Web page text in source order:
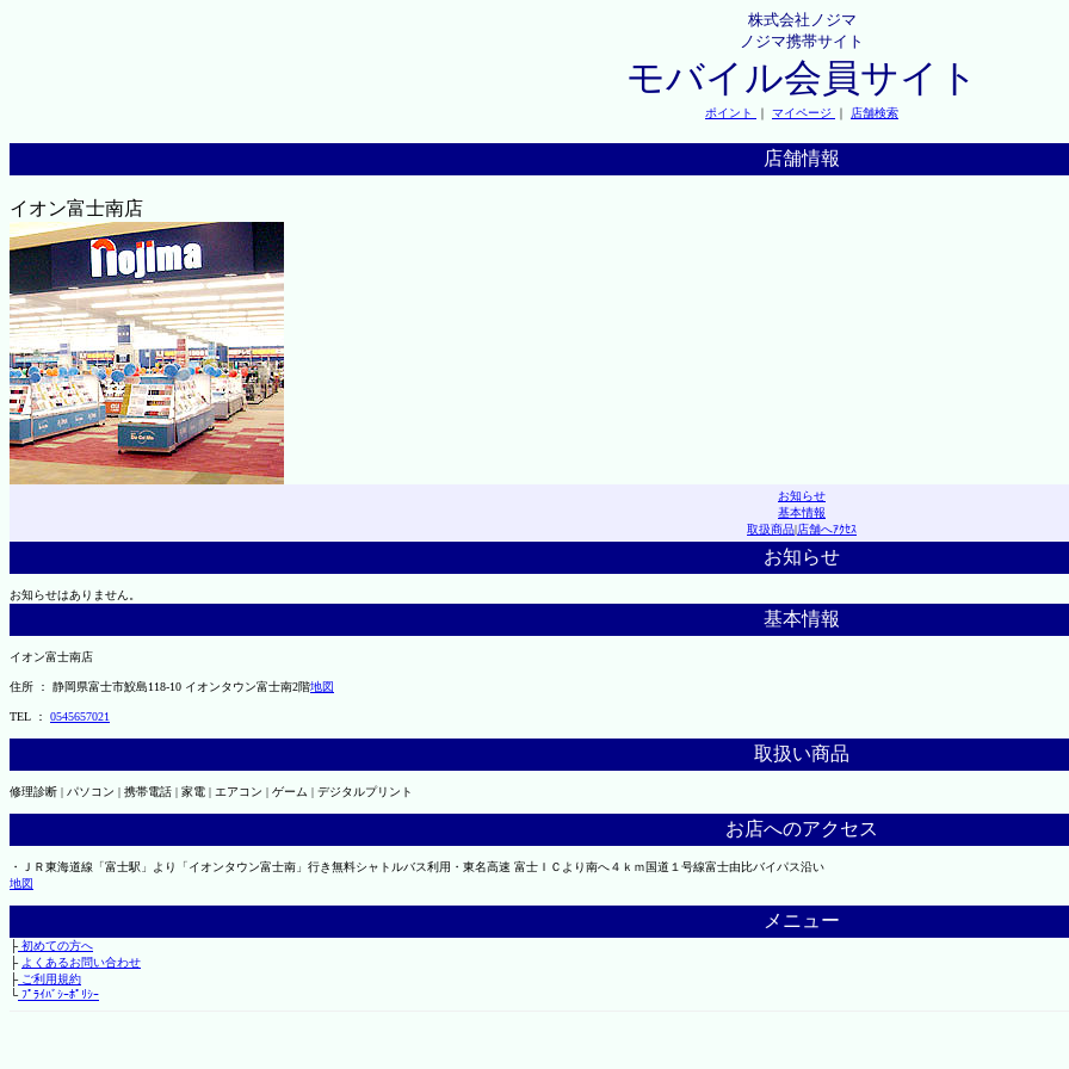
株式会社ノジマ
ノジマ携帯サイト
モバイル会員サイト
ポイント ｜ マイページ ｜ 店舗検索
店舗情報
イオン富士南店
お知らせ
基本情報
取扱商品|店舗へｱｸｾｽ
お知らせ
お知らせはありません。
基本情報
イオン富士南店
住所 ： 静岡県富士市鮫島118-10 イオンタウン富士南2階地図
TEL ： 0545657021
取扱い商品
修理診断 | パソコン | 携帯電話 | 家電 | エアコン | ゲーム | デジタルプリント
お店へのアクセス
・ＪＲ東海道線「富士駅」より「イオンタウン富士南」行き無料シャトルバス利用・東名高速 富士ＩＣより南へ４ｋｍ国道１号線富士由比バイパス沿い
地図
メニュー
├初めての方へ
├ よくあるお問い合わせ
├ご利用規約
└ﾌﾟﾗｲﾊﾞｼｰﾎﾟﾘｼｰ